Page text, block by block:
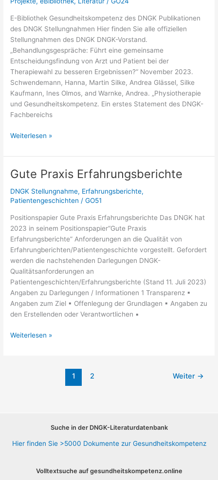
E-Bibliothek Gesundheitskompetenz des DNGK Publikationen
des DNGK Stellungnahmen Hier finden Sie alle offiziellen
Stellungnahmen des DNGK DNGK-Vorstand.
„Behandlungsgespräche: Führt eine gemeinsame
Entscheidungsfindung von Arzt und Patient bei der
Therapiewahl zu besseren Ergebnissen?“ November 2023.
Schwendemann, Hanna, Martin Silke, Andrea Glässel, Silke
Kaufmann, Ines Olmos, and Warnke, Andrea. „Physiotherapie
und Gesundheitskompetenz. Ein erstes Statement des DNGK-
Fachbereichs
DNGK-
Weiterlesen »
Gute Praxis Erfahrungsberichte
DNGK Stellungnahme, Erfahrungsberichte,
Patientengeschichten /GO51
Positionspapier Gute Praxis Erfahrungsberichte Das DNGK hat
2023 in seinem Positionspapier“Gute Praxis
Erfahrungsberichte” Anforderungen an die Qualität von
Erfahrungberichten/Patientengeschichte vorgestellt. Gefordert
werden die nachstehenden Darlegungen DNGK-
Qualitätsanforderungen an
Patientengeschichten/Erfahrungsberichte (Stand 11. Juli 2023)
Angaben zu Darlegungen / Informationen 1 Transparenz ▪
Angaben zum Ziel ▪ Offenlegung der Grundlagen ▪ Angaben zu
den Erstellenden oder Verantwortlichen ▪
Gute
Weiterlesen »
1 2 Weiter →
Suche in der DNGK-Literaturdatenbank
Hier finden Sie >5000 Dokumente zur Gesundheitskompetenz
Volltextsuche auf gesundheitskompetenz.online